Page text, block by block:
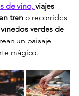
de vino, viajes
tren o recorridos
vinedos verdes de
un paisaje
mágico.